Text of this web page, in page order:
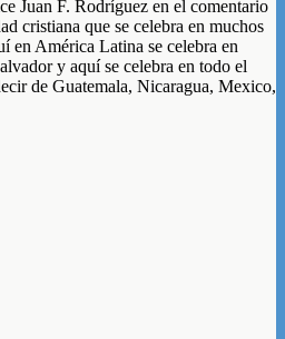
Juan F. Rodríguez en el comentario
cristiana que se celebra en muchos
en América Latina se celebra en
y aquí se celebra en todo el
de Guatemala, Nicaragua, Mexico,